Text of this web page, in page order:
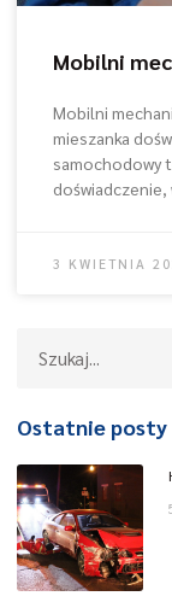
Mobilni
Mobilni
mieszanka
samochodowy
3 KWIETNIA
Ostatnie posty